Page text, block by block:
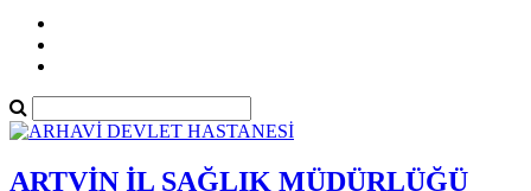
ARTVİN İL SAĞLIK MÜDÜRLÜĞÜ